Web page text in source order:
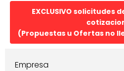
EXCLUSIVO solicitudes
(Propuestas u Ofertas no
Empresa